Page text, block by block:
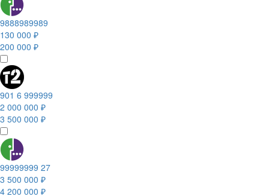
9888989989
130 000 ₽
200 000 ₽
901 6 999999
2 000 000 ₽
3 500 000 ₽
99999999 27
3 500 000 ₽
4 200 000 ₽